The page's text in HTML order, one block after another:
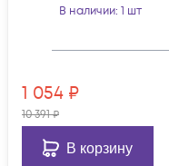
В наличии: 1 шт
1 054 ₽
10 391₽
В корзину